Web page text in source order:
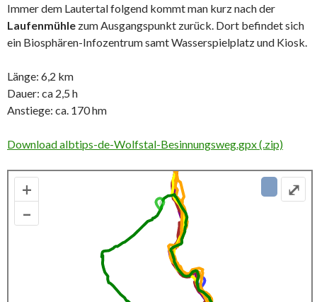
Immer dem Lautertal folgend kommt man kurz nach der
Laufenmühle zum Ausgangspunkt zurück. Dort befindet sich
ein Biosphären-Infozentrum samt Wasserspielplatz und Kiosk.
Länge: 6,2 km
Dauer: ca 2,5 h
Anstiege: ca. 170 hm
Download albtips-de-Wolfstal-Besinnungsweg.gpx (.zip)
+
–
⤢